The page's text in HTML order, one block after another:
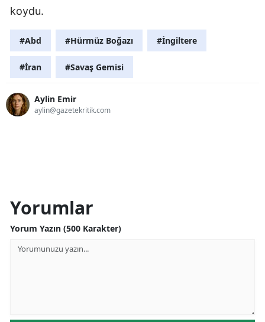
koydu.
#Abd #Hürmüz Boğazı #İngiltere
#İran #Savaş Gemisi
Aylin Emir
aylin@gazetekritik.com
Yorumlar
Yorum Yazın (500 Karakter)